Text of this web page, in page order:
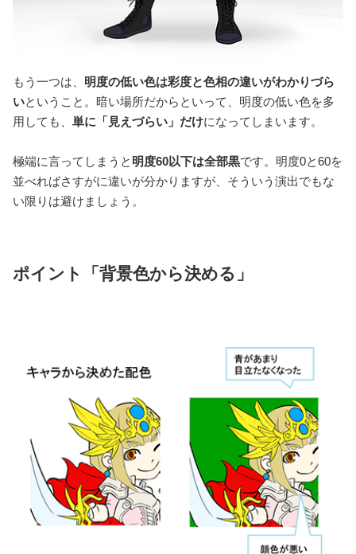
もう一つは、 明度の低い色は彩度と色相の違いがわかりづら
いということ。暗い場所だからといって、明度の低い色を多
用しても、 単に「見えづらい」だけになってしまいます。
極端に言ってしまうと 明度60以下は全部黒です。明度0と60を
並べればさすがに違いが分かりますが、そういう演出でもな
い限りは避けましょう。
ポイント「背景色から決める」